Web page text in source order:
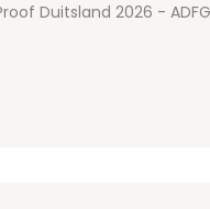
Duitsland 2026 -